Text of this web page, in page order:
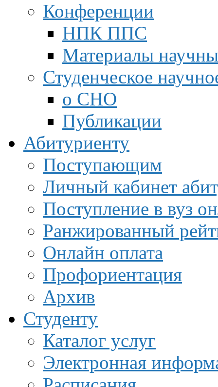
Конференции
НПК ППС
Материалы
Студенческое
о СНО
Публикации
Абитуриенту
Поступающим
Личный кабинет
Поступление в вуз
Ранжированный
Онлайн оплата
Профориентация
Архив
Студенту
Каталог услуг
Электронная